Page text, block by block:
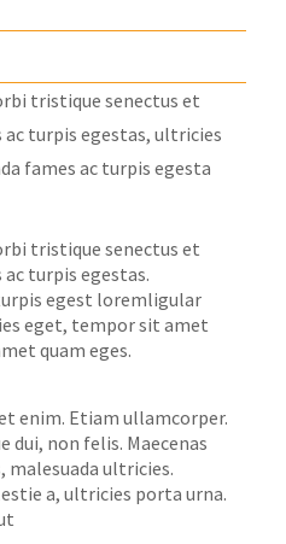
tristique senectus et
turpis egestas, ultricies
fames ac turpis egesta
tristique senectus et
turpis egestas.
egest loremligular
eget, tempor sit amet
quam eges.
enim. Etiam ullamcorper.
dui, non felis. Maecenas
malesuada ultricies.
a, ultricies porta urna.